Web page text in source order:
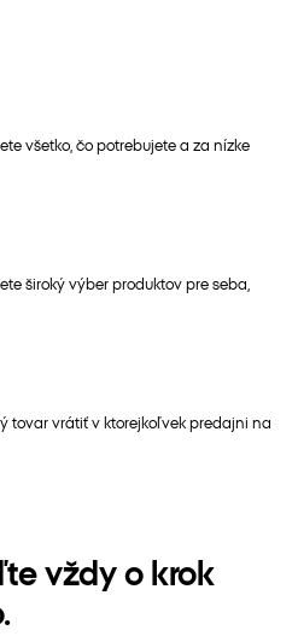
všetko, čo potrebujete a za nízke
široký výber produktov pre seba,
tovar vrátiť v ktorejkoľvek predajni na
vždy o krok